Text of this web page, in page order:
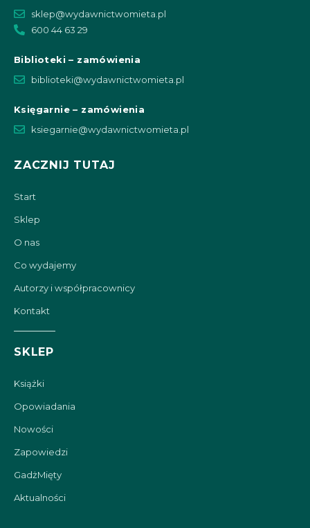
sklep@wydawnictwomieta.pl
600 44 63 29
Biblioteki – zamówienia
biblioteki@wydawnictwomieta.pl
Księgarnie – zamówienia
ksiegarnie@wydawnictwomieta.pl
ZACZNIJ TUTAJ
Start
Sklep
O nas
Co wydajemy
Autorzy i współpracownicy
Kontakt
SKLEP
Książki
Opowiadania
Nowości
Zapowiedzi
GadżMięty
Aktualności